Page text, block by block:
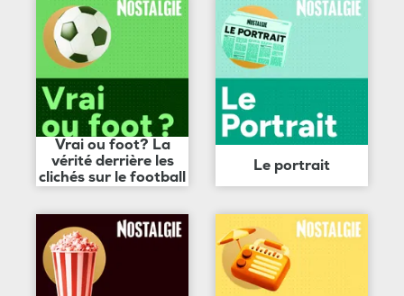
Vrai ou foot? La
vérité derrière les
clichés sur le football
Le portrait